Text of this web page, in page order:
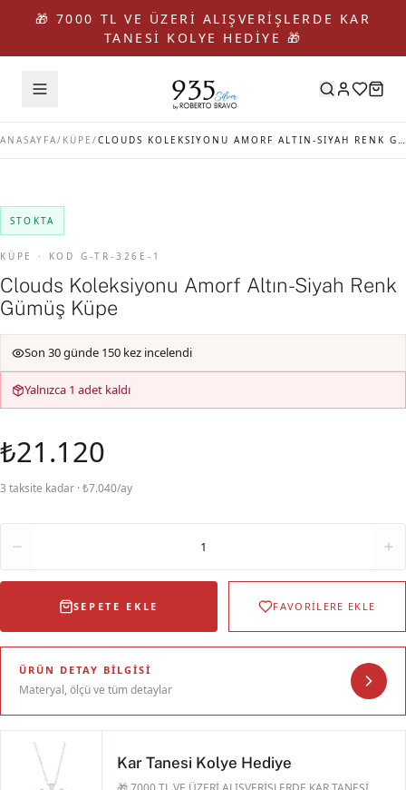
🎁 7000 TL VE ÜZERİ ALIŞVERİŞLERDE KAR
TANESİ KOLYE HEDİYE 🎁
ANASAYFA/ KÜPE / CLOUDS KOLEKSIYONU AMORF ALTIN-SIYAH RENK GÜMÜŞ KÜPE
STOKTA
KÜPE · KOD G-TR-326E-1
Clouds Koleksiyonu Amorf Altın-Siyah Renk
Gümüş Küpe
Son 30 günde 150 kez incelendi
Yalnızca 1 adet kaldı
₺21.120
3 taksite kadar · ₺7.040/ay
1
SEPETE EKLE FAVORİLERE EKLE
ÜRÜN DETAY BILGISI
Materyal, ölçü ve tüm detaylar
Kar Tanesi Kolye Hediye